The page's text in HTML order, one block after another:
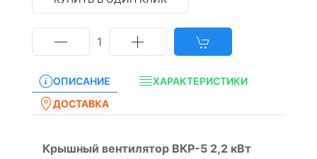
1
ОПИСАНИЕ
ХАРАКТЕРИСТИКИ
ДОСТАВКА
Крышный вентилятор ВКР-5 2,2 кВт